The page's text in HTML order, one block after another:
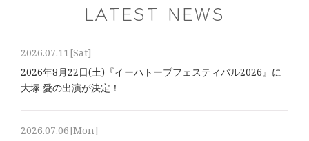
LATEST NEWS
2026.07.11[Sat]
2026年8⽉22⽇(土)『イーハトーブフェスティバル2026』に
大塚 愛の出演が決定！
2026.07.06[Mon]